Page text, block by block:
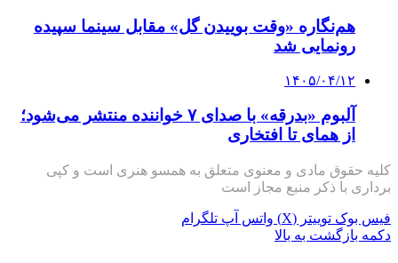
هم‌نگاره «وقت بوییدن گل» مقابل سینما سپیده
رونمایی شد
۱۴۰۵/۰۴/۱۲
آلبوم «بدرقه» با صدای ۷ خواننده منتشر می‌شود؛
از همای تا افتخاری
کلیه حقوق مادی و معنوی متعلق به همسو هنری است و کپی
برداری با ذکر منبع مجاز است
فیس بوک توییتر (X) واتس آپ تلگرام
دکمه بازگشت به بالا